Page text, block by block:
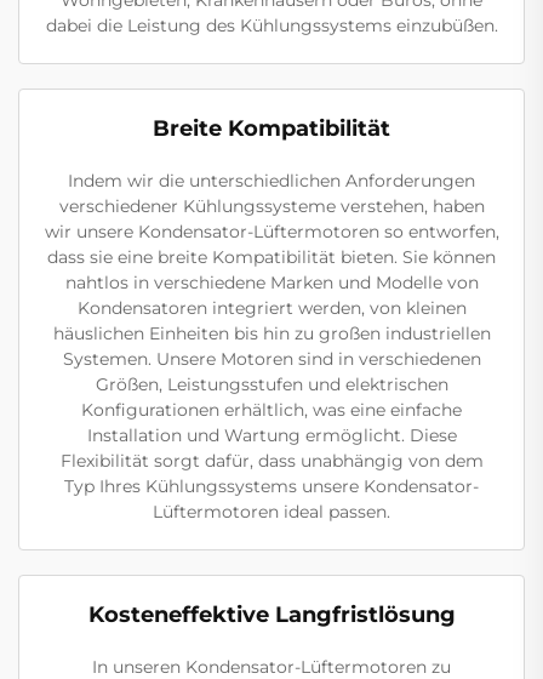
dabei die Leistung des Kühlungssystems einzubüßen.
Breite Kompatibilität
Indem wir die unterschiedlichen Anforderungen
verschiedener Kühlungssysteme verstehen, haben
wir unsere Kondensator-Lüftermotoren so entworfen,
dass sie eine breite Kompatibilität bieten. Sie können
nahtlos in verschiedene Marken und Modelle von
Kondensatoren integriert werden, von kleinen
häuslichen Einheiten bis hin zu großen industriellen
Systemen. Unsere Motoren sind in verschiedenen
Größen, Leistungsstufen und elektrischen
Konfigurationen erhältlich, was eine einfache
Installation und Wartung ermöglicht. Diese
Flexibilität sorgt dafür, dass unabhängig von dem
Typ Ihres Kühlungssystems unsere Kondensator-
Lüftermotoren ideal passen.
Kosteneffektive Langfristlösung
In unseren Kondensator-Lüftermotoren zu